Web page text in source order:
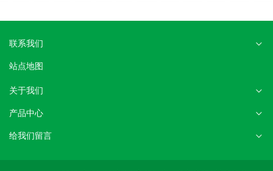
联系我们
站点地图
关于我们
产品中心
给我们留言